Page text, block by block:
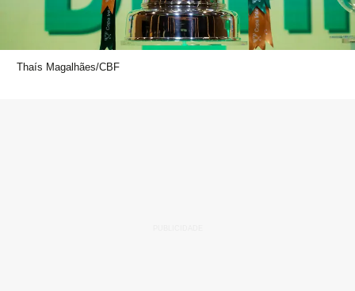
Thaís Magalhães/CBF